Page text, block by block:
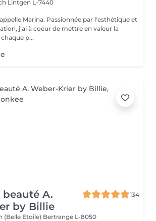
Lintgen L-7440
j'ai à coeur de mettre en valeur la
p...
A.
by Billie
134
(Belle Etoile) Bertrange L-8050